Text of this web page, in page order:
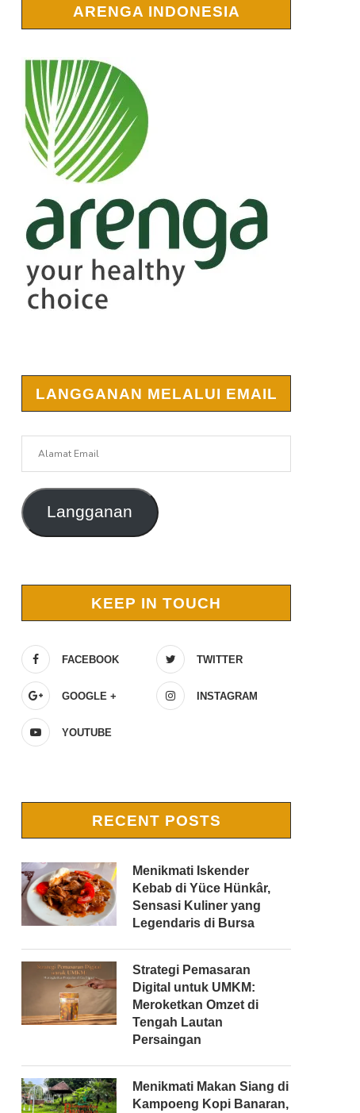
ARENGA INDONESIA
LANGGANAN MELALUI EMAIL
Langganan
KEEP IN TOUCH
FACEBOOK TWITTER
GOOGLE + INSTAGRAM
YOUTUBE
RECENT POSTS
Menikmati Iskender
Kebab di Yüce Hünkâr,
Sensasi Kuliner yang
Legendaris di Bursa
Strategi Pemasaran
Digital untuk UMKM:
Meroketkan Omzet di
Tengah Lautan
Persaingan
Menikmati Makan Siang di
Kampoeng Kopi Banaran,